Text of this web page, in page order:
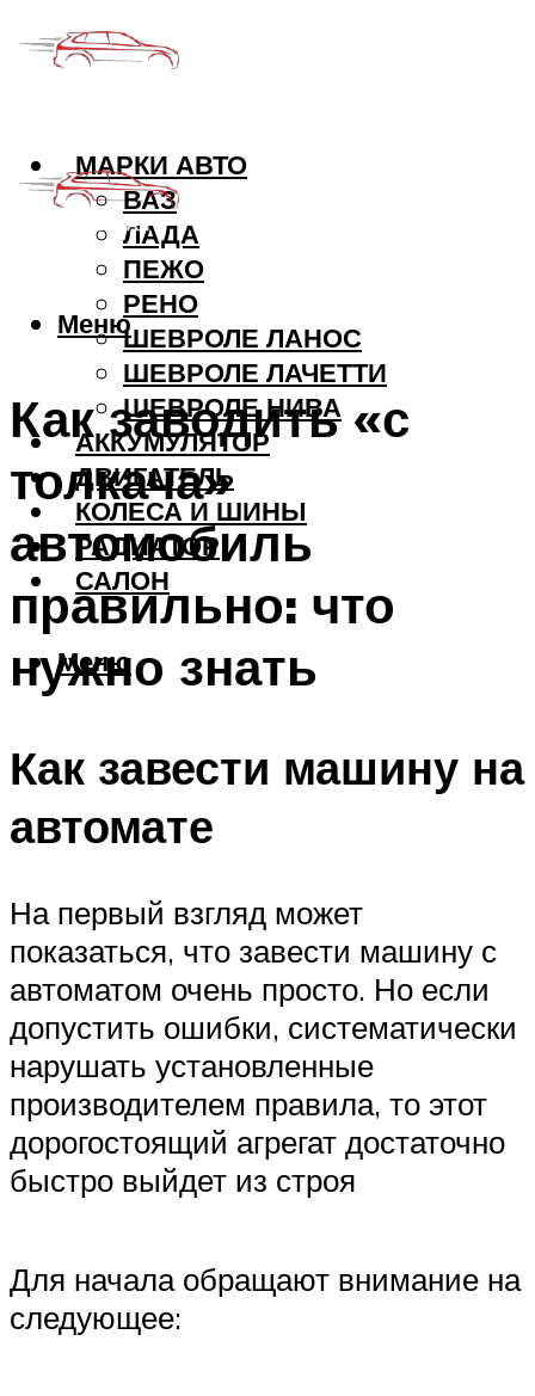
МАРКИ АВТО
ВАЗ
ЛАДА
ПЕЖО
РЕНО
ШЕВРОЛЕ ЛАНОС
ШЕВРОЛЕ ЛАЧЕТТИ
ШЕВРОЛЕ НИВА
АККУМУЛЯТОР
ДВИГАТЕЛЬ
КОЛЕСА И ШИНЫ
РАДИАТОР
САЛОН
Меню
Меню
Как заводить «с
толкача»
автомобиль
правильно: что
нужно знать
Как завести машину на
автомате
На первый взгляд может
показаться, что завести машину с
автоматом очень просто. Но если
допустить ошибки, систематически
нарушать установленные
производителем правила, то этот
дорогостоящий агрегат достаточно
быстро выйдет из строя
Для начала обращают внимание на
следующее: